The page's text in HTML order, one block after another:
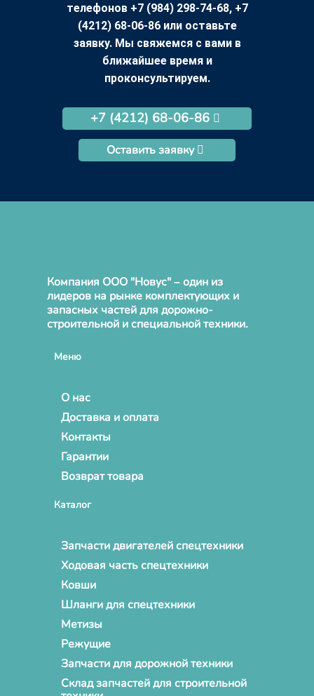
телефонов +7 (984) 298-74-68, +7
(4212) 68-06-86 или оставьте
заявку. Мы свяжемся с вами в
ближайшее время и
проконсультируем.
+7 (4212) 68-06-86
Оставить заявку
Компания ООО "Новус" – один из
лидеров на рынке комплектующих и
запасных частей для дорожно-
строительной и специальной техники.
Меню
О нас
Доставка и оплата
Контакты
Гарантии
Возврат товара
Каталог
Запчасти двигателей спецтехники
Ходовая часть спецтехники
Ковши
Шланги для спецтехники
Метизы
Режущие
Запчасти для дорожной техники
Склад запчастей для строительной